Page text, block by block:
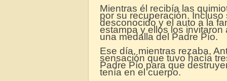
Mientras él recibía las
por su recuperación.
desconocido y el auto a la
estampa y ellos los
una medalla del Padre Pío.
Ese día, mientras rezaba,
sensación que tuvo hacía
Padre Pío para que
tenía en el cuerpo.